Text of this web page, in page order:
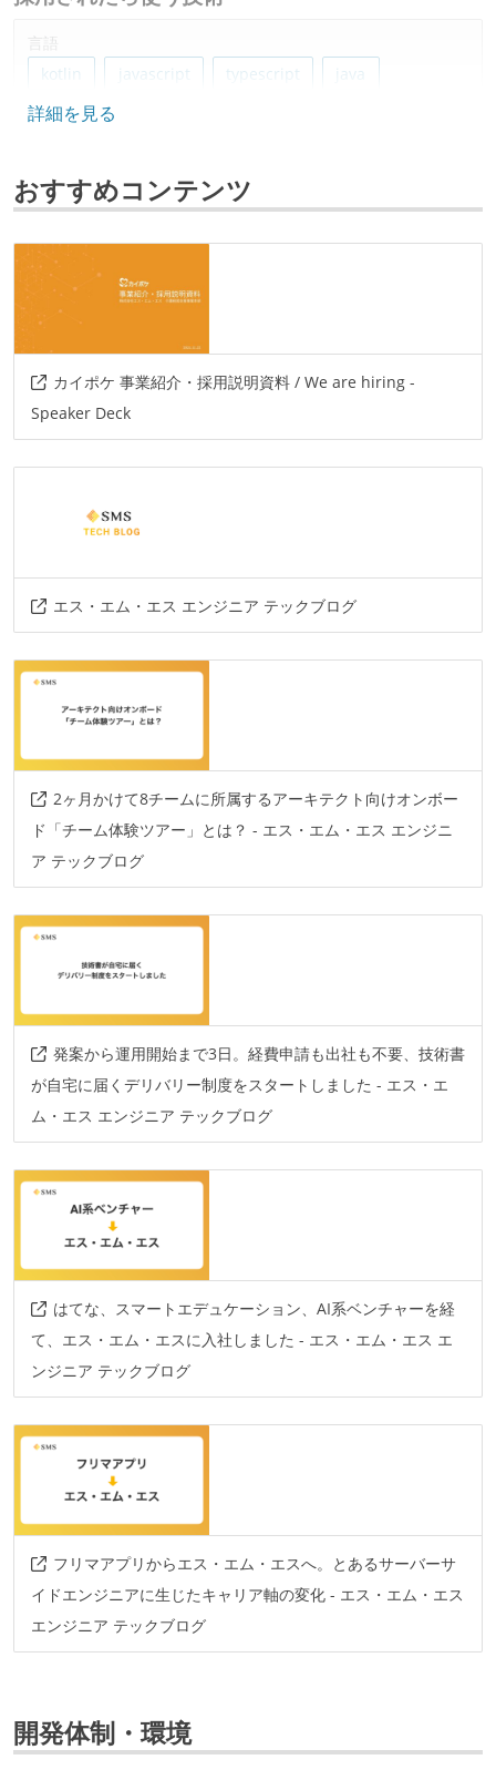
言語
kotlin
javascript typescript java
フレームワーク
プロジェクト管理
github
jira
情報共有ツール
slack
その他
amazon-web-services
その他、現場で使われている技術
laravel
phoenix
詳細を見る
おすすめコンテンツ
カイポケ 事業紹介・採用説明資料 / We are hiring -
Speaker Deck
エス・エム・エス エンジニア テックブログ
2ヶ月かけて8チームに所属するアーキテクト向けオンボー
ド「チーム体験ツアー」とは？ - エス・エム・エス エンジニ
ア テックブログ
発案から運用開始まで3日。経費申請も出社も不要、技術書
が自宅に届くデリバリー制度をスタートしました - エス・エ
ム・エス エンジニア テックブログ
はてな、スマートエデュケーション、AI系ベンチャーを経
て、エス・エム・エスに入社しました - エス・エム・エス エ
ンジニア テックブログ
フリマアプリからエス・エム・エスへ。とあるサーバーサ
イドエンジニアに生じたキャリア軸の変化 - エス・エム・エス
エンジニア テックブログ
開発体制・環境